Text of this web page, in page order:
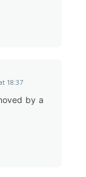
18:37
by a